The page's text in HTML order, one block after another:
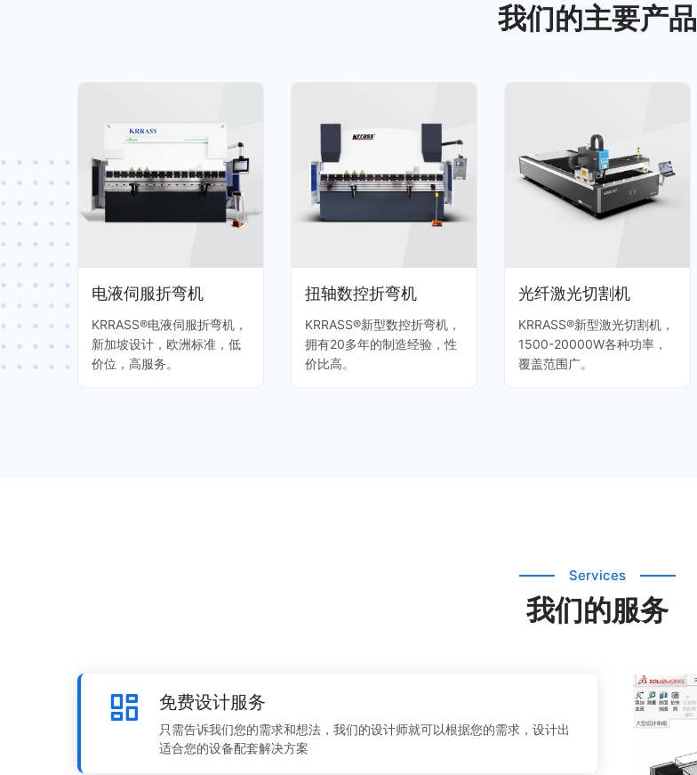
我们的主要产品
电液伺服折弯机
KRRASS®电液伺服折弯机，
新加坡设计，欧洲标准，低
价位，高服务。
扭轴数控折弯机
KRRASS®新型数控折弯机，
拥有20多年的制造经验，性
价比高。
光纤激光切割机
KRRASS®新型激光切割机，
1500-20000W各种功率，
覆盖范围广。
我们的服务
Services
免费设计服务
只需告诉我们您的需求和想法，我们的设计师就可以根据您的需求，设计出
适合您的设备配套解决方案